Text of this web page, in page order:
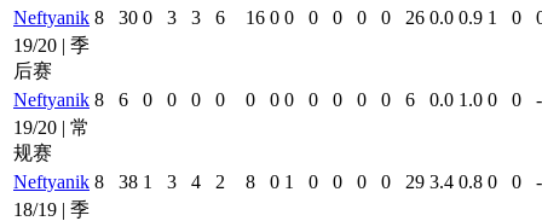
Neftyanik 8 30 0 3 3 6 16 0 0 0 0 0 0 26 0.0 0.9 1 0
19/20 | 季
后赛
Neftyanik 8 6 0 0 0 0 0 0 0 0 0 0 0 6 0.0 1.0 0 0
-
19/20 | 常
规赛
Neftyanik 8 38 1 3 4 2 8 0 1 0 0 0 0 29 3.4 0.8 0 0
-
18/19 | 季